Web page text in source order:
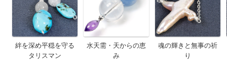
絆を深め平穏を守る
タリスマン
水天需・天からの恵
み
魂の輝きと無事の祈
り